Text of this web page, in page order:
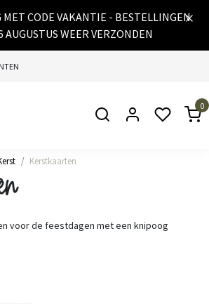
CODE VAKANTIE - BESTELLINGEN
AUGUSTUS WEER VERZONDEN
AANKOOP
0
Kerstkaarten
voor de feestdagen met een knipoog